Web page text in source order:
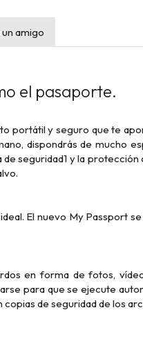
amigo
el pasaporte.
portátil y seguro que te
dispondrás de mucho
seguridad1 y la
El nuevo My Passport
en forma de fotos,
para que se ejecute
de seguridad de los